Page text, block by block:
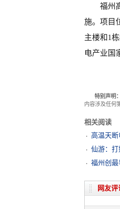
福州
施。项目
主楼和1
电产业国
特别声明：
内容涉及任何
相关阅读
高温天断
仙游：打
福州创
网友评